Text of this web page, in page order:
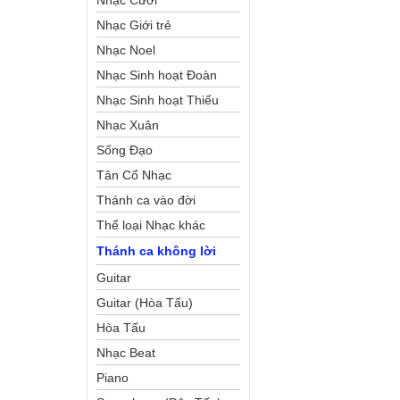
Nhạc Giới trẻ
Nhạc Noel
Nhạc Sinh hoạt Đoàn
Thể Công Giáo
Nhạc Sinh hoạt Thiếu
Nhi
Nhạc Xuân
Sống Đạo
Tân Cổ Nhạc
Thánh ca vào đời
Thể loại Nhạc khác
Thánh ca không lời
Guitar
Guitar (Hòa Tấu)
Hòa Tấu
Nhạc Beat
Piano